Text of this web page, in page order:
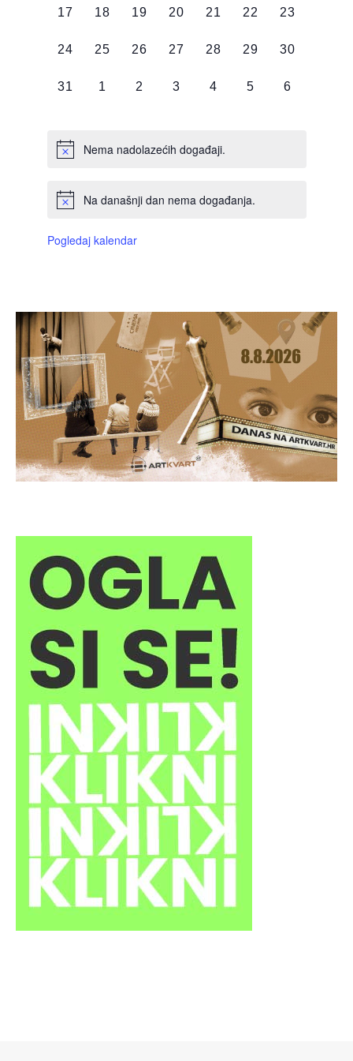
0
17
0
18
0
19
0
20
0
21
0
22
0
23
0
24
0
25
0
26
0
27
0
28
0
29
0
30
0
31
0
1
0
2
0
3
0
4
0
5
0
6
Nema nadolazećih događaji.
Na današnji dan nema događanja.
Pogledaj kalendar